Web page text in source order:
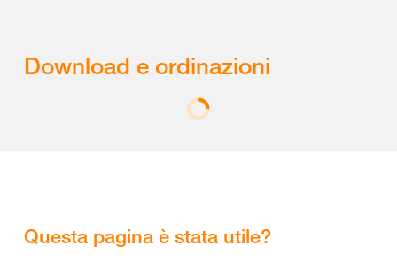
Download e ordinazioni
Questa pagina è stata utile?